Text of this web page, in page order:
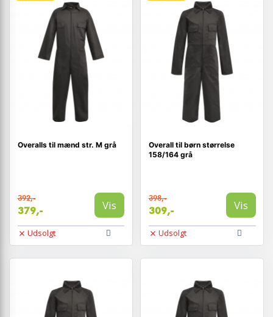
Overalls til mænd str. M grå
392,-
379,- Vis
Udsolgt
Overall til børn størrelse
158/164 grå
398,-
309,- Vis
Udsolgt